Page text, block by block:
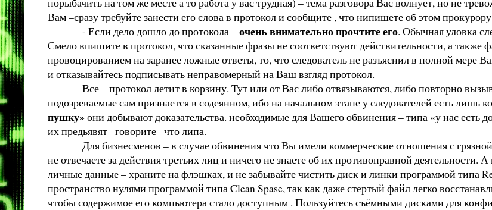
Вам –сразу требуйте занести его слова в протокол и сообщите , что нипишете об этом
- Если дело дошло до протокола –очень внимательно прочтите его. Обычная уловка
Смело впишите в протокол, что сказанные фразы не соответствуют действительности, а также
провоцированием на заранее ложные ответы, то, что следователь не разъяснил в полной
и отказывайтесь подписывать неправомерный на Ваш взгляд протокол.
Все – протокол летит в корзину. Тут или от Вас либо отвязываются, либо повторно
подозреваемые сам признается в содеянном, ибо на начальном этапе у следователей есть
пушку» они добывают доказательства. необходимые для Вашего обвинения – типа «у нас
их предьявят –говорите –что липа.
Для бизнесменов – в случае обвинения что Вы имели коммерческие отношения с
не отвечаете за действия третьих лиц и ничего не знаете об их противоправной
личные данные – храните на флэшках, и не забывайте чистить диск и линки программой типа
пространство нулями программой типа Clean Spase, так как даже стертый файл легко
чтобы содержимое его компьютера стало доступным . Пользуйтесь съёмными дисками для